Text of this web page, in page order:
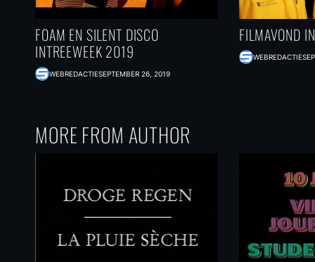
FOAM EN SILENT DISCO
INTREEWEEK 2019
WEBREDACTIESEPTEMBER 26, 2019
FILMAVOND
WEBREDACTIE
MORE FROM AUTHOR